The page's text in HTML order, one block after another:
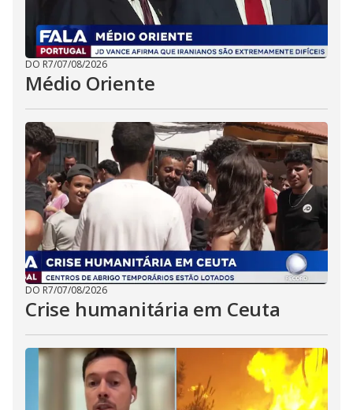
DO R7/07/08/2026
Médio Oriente
DO R7/07/08/2026
Crise humanitária em Ceuta